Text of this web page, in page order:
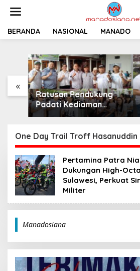
t
BERANDA NASIONAL MANADO
«
Ratusan Pendukung
Padati Kediaman
Cristy Toar Nomor
Dukungan Penuh
Kepada Calon Hukum
Tua Walantakan
Urut
Misi
One Day Trail Troff Hasanuddin
Pertamina Patra
Dukungan High-
Sulawesi, Perkuat
Militer
Manadosiana